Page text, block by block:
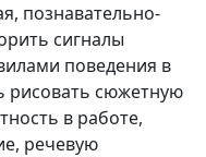
познавательно-
сигналы
поведения в
рисовать сюжетную
в работе,
речевую